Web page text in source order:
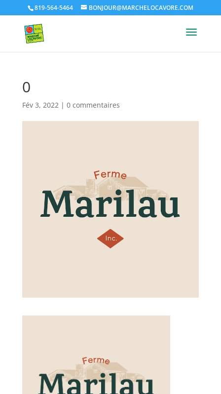
819-564-5464 BONJOUR@MARCHELOCAVORE.COM
0
Fév 3, 2022| 0 commentaires